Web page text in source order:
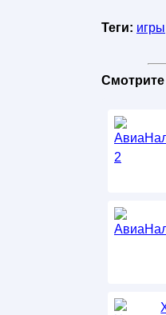
Теги: игры
Смотрите